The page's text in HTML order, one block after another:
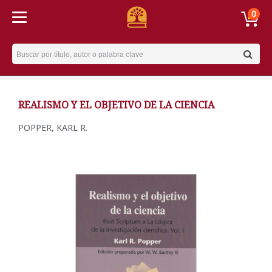
0
Username
REALISMO Y EL OBJETIVO DE LA CIENCIA
POPPER, KARL R.